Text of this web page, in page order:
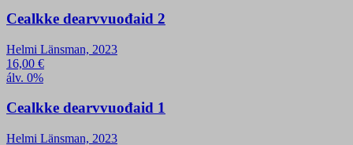
Cealkke dearvvuođaid 2
Helmi Länsman, 2023
16,00 €
álv. 0%
Cealkke dearvvuođaid 1
Helmi Länsman, 2023